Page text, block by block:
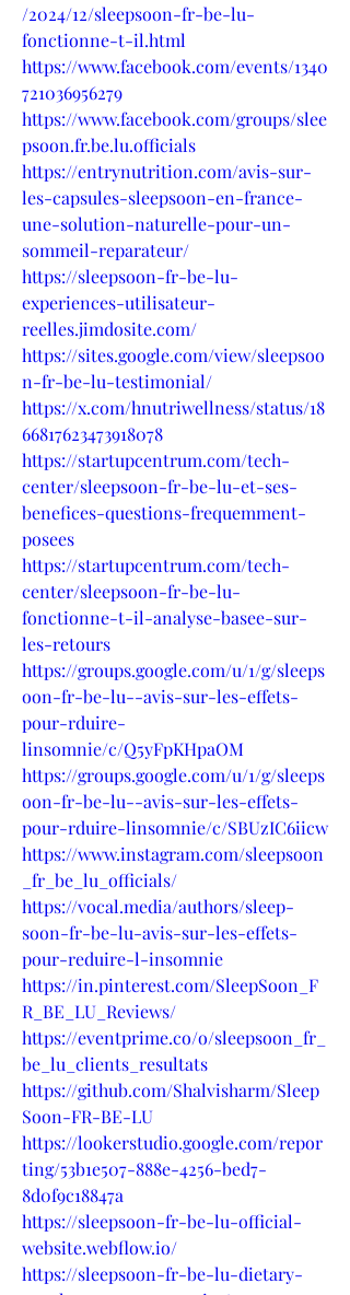
/2024/12/sleepsoon-fr-be-lu-
fonctionne-t-il.html
https://www.facebook.com/events/1340
721036956279
https://www.facebook.com/groups/slee
psoon.fr.be.lu.officials
https://entrynutrition.com/avis-sur-
les-capsules-sleepsoon-en-france-
une-solution-naturelle-pour-un-
sommeil-reparateur/
https://sleepsoon-fr-be-lu-
experiences-utilisateur-
reelles.jimdosite.com/
https://sites.google.com/view/sleepsoo
n-fr-be-lu-testimonial/
https://x.com/hnutriwellness/status/18
66817623473918078
https://startupcentrum.com/tech-
center/sleepsoon-fr-be-lu-et-ses-
benefices-questions-frequemment-
posees
https://startupcentrum.com/tech-
center/sleepsoon-fr-be-lu-
fonctionne-t-il-analyse-basee-sur-
les-retours
https://groups.google.com/u/1/g/sleeps
oon-fr-be-lu--avis-sur-les-effets-
pour-rduire-
linsomnie/c/Q5yFpKHpaOM
https://groups.google.com/u/1/g/sleeps
oon-fr-be-lu--avis-sur-les-effets-
pour-rduire-linsomnie/c/SBUzIC6iicw
https://www.instagram.com/sleepsoon
_fr_be_lu_officials/
https://vocal.media/authors/sleep-
soon-fr-be-lu-avis-sur-les-effets-
pour-reduire-l-insomnie
https://in.pinterest.com/SleepSoon_F
R_BE_LU_Reviews/
https://eventprime.co/o/sleepsoon_fr_
be_lu_clients_resultats
https://github.com/Shalvisharm/Sleep
Soon-FR-BE-LU
https://lookerstudio.google.com/repor
ting/53b1e507-888e-4256-bed7-
8d0f9c18847a
https://sleepsoon-fr-be-lu-official-
website.webflow.io/
https://sleepsoon-fr-be-lu-dietary-